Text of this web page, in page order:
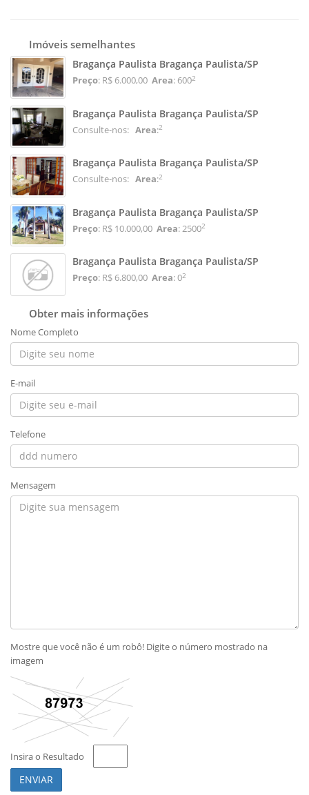
Imóveis semelhantes
Bragança Paulista Bragança Paulista/SP
Preço: R$ 6.000,00 Area: 6002
Bragança Paulista Bragança Paulista/SP
Consulte-nos: Area:2
Bragança Paulista Bragança Paulista/SP
Consulte-nos: Area:2
Bragança Paulista Bragança Paulista/SP
Preço: R$ 10.000,00 Area: 25002
Bragança Paulista Bragança Paulista/SP
Preço: R$ 6.800,00 Area: 02
Obter mais informações
Nome Completo
E-mail
Telefone
Mensagem
Mostre que você não é um robô! Digite o número mostrado na
imagem
Insira o Resultado
ENVIAR